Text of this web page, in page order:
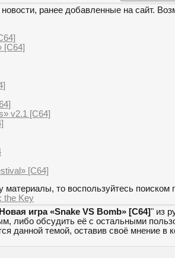
ранее добавленные на сайт.
[C64]
v2.1 [C64]
[C64]
то воспользуйтесь поиском
the Key
Новая игра «Snake VS Bomb» [C64]" из
либо обсудить её с остальными
данной темой, оставив своё мнение в